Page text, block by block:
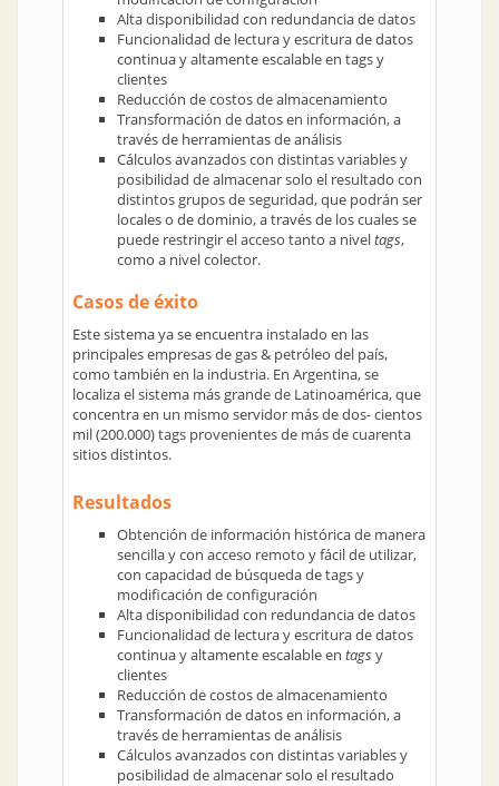
Alta disponibilidad con redundancia de datos
Funcionalidad de lectura y escritura de datos
continua y altamente escalable en tags y
clientes
Reducción de costos de almacenamiento
Transformación de datos en información, a
través de herramientas de análisis
Cálculos avanzados con distintas variables y
posibilidad de almacenar solo el resultado con
distintos grupos de seguridad, que podrán ser
locales o de dominio, a través de los cuales se
puede restringir el acceso tanto a niveltags,
como a nivel colector.
Casos de éxito
Este sistema ya se encuentra instalado en las
principales empresas de gas & petróleo del país,
como también en la industria. En Argentina, se
localiza el sistema más grande de Latinoamérica, que
concentra en un mismo servidor más de dos- cientos
mil (200.000) tags provenientes de más de cuarenta
sitios distintos.
Resultados
Obtención de información histórica de manera
sencilla y con acceso remoto y fácil de utilizar,
con capacidad de búsqueda de tags y
modificación de configuración
Alta disponibilidad con redundancia de datos
Funcionalidad de lectura y escritura de datos
continua y altamente escalable en tagsy
clientes
Reducción de costos de almacenamiento
Transformación de datos en información, a
través de herramientas de análisis
Cálculos avanzados con distintas variables y
posibilidad de almacenar solo el resultado